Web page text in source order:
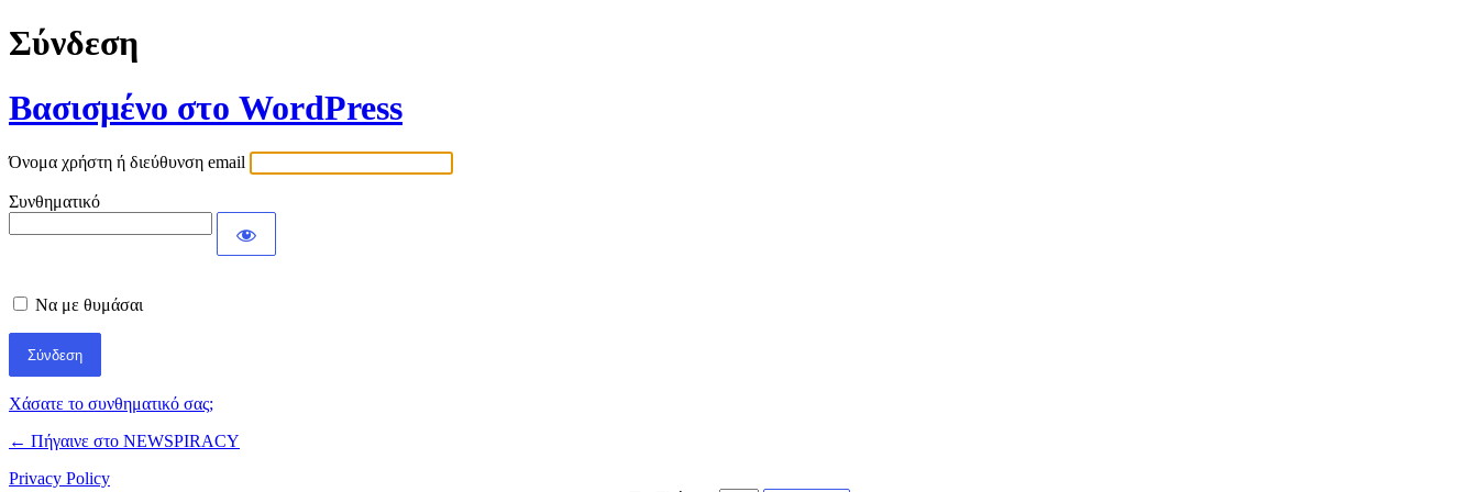
Σύνδεση
Βασισμένο στο WordPress
Όνομα χρήστη ή διεύθυνση email
Συνθηματικό
Να με θυμάσαι
Χάσατε το συνθηματικό σας;
← Πήγαινε στο NEWSPIRACY
Privacy Policy